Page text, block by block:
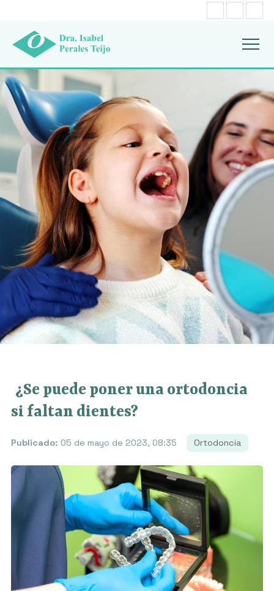
¿Se puede poner una ortodoncia
si faltan dientes?
Publicado: 05 de mayo de 2023, 08:35 Ortodoncia